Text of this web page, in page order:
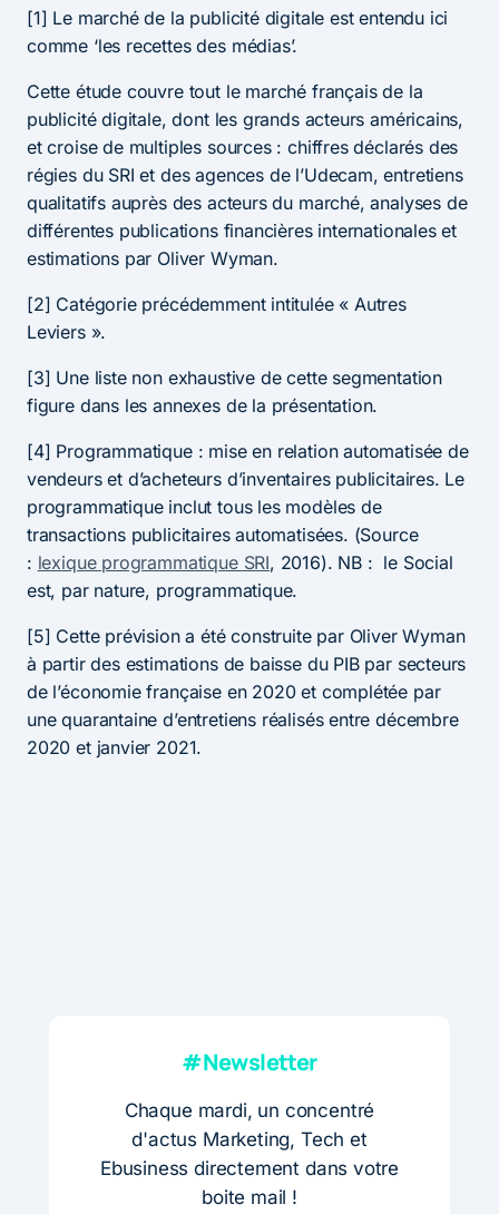
[1] Le marché de la publicité digitale est entendu ici
comme ‘les recettes des médias’.
Cette étude couvre tout le marché français de la
publicité digitale, dont les grands acteurs américains,
et croise de multiples sources : chiffres déclarés des
régies du SRI et des agences de l’Udecam, entretiens
qualitatifs auprès des acteurs du marché, analyses de
différentes publications financières internationales et
estimations par Oliver Wyman.
[2] Catégorie précédemment intitulée « Autres
Leviers ».
[3] Une liste non exhaustive de cette segmentation
figure dans les annexes de la présentation.
[4] Programmatique : mise en relation automatisée de
vendeurs et d’acheteurs d’inventaires publicitaires. Le
programmatique inclut tous les modèles de
transactions publicitaires automatisées. (Source
: lexique programmatique SRI, 2016). NB : le Social
est, par nature, programmatique.
[5] Cette prévision a été construite par Oliver Wyman
à partir des estimations de baisse du PIB par secteurs
de l’économie française en 2020 et complétée par
une quarantaine d’entretiens réalisés entre décembre
2020 et janvier 2021.
#Newsletter
Chaque mardi, un concentré
d'actus Marketing, Tech et
Ebusiness directement dans votre
boite mail !